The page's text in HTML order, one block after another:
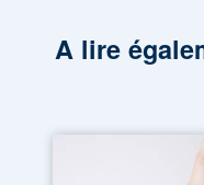
A lire